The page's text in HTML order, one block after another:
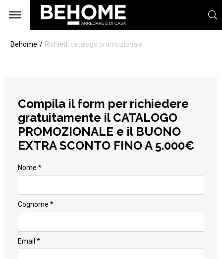
Behome Richiedi catalogo promozionale
Compila il form per richiedere
gratuitamente il CATALOGO
PROMOZIONALE e il BUONO
EXTRA SCONTO FINO A 5.000€
Nome *
Cognome *
Email *